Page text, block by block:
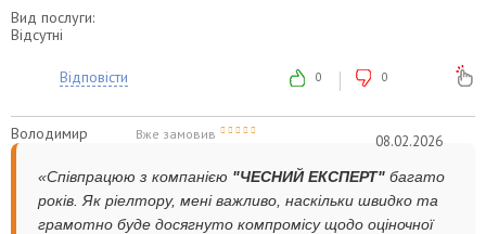
Вид послуги:
Відсутні
Відповісти 0 0
08.02.2026
Володимир Вже замовив
«Співпрацюю з компанією "ЧЕСНИЙ ЕКСПЕРТ" багато
років. Як ріелтору, мені важливо, наскільки швидко та
грамотно буде досягнуто компромісу щодо оціночної